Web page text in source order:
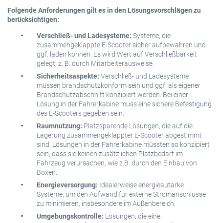
Folgende Anforderungen gilt es in den Lösungsvorschlägen zu
berücksichtigen:
Verschließ- und Ladesysteme: Systeme, die
zusammengeklappte E-Scooter sicher aufbewahren und
ggf. laden können. Es wird Wert auf Verschließbarkeit
gelegt, z. B. durch Mitarbeiterausweise.
Sicherheitsaspekte: Verschließ- und Ladesysteme
müssen brandschutzkonform sein und ggf. als eigener
Brandschutzabschnitt konzipiert werden. Bei einer
Lösung in der Fahrerkabine muss eine sichere Befestigung
des E-Scooters gegeben sein.
Raumnutzung: Platzsparende Lösungen, die auf die
Lagerung zusammengeklappter E-Scooter abgestimmt
sind. Lösungen in der Fahrerkabine müssten so konzipiert
sein, dass sie keinen zusätzlichen Platzbedarf im
Fahrzeug verursachen, wie z.B. durch den Einbau von
Boxen.
Energieversorgung: Idealerweise energieautarke
Systeme, um den Aufwand für externe Stromanschlüsse
zu minimieren, insbesondere im Außenbereich.
Umgebungskontrolle: Lösungen, die eine